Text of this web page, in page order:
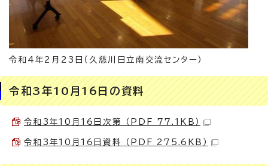
令和4年2月23日（久慈川日立南交流センター）
令和3年10月16日の資料
令和3年10月16日次第 （PDF 77.1KB）
令和3年10月16日資料 （PDF 275.6KB）